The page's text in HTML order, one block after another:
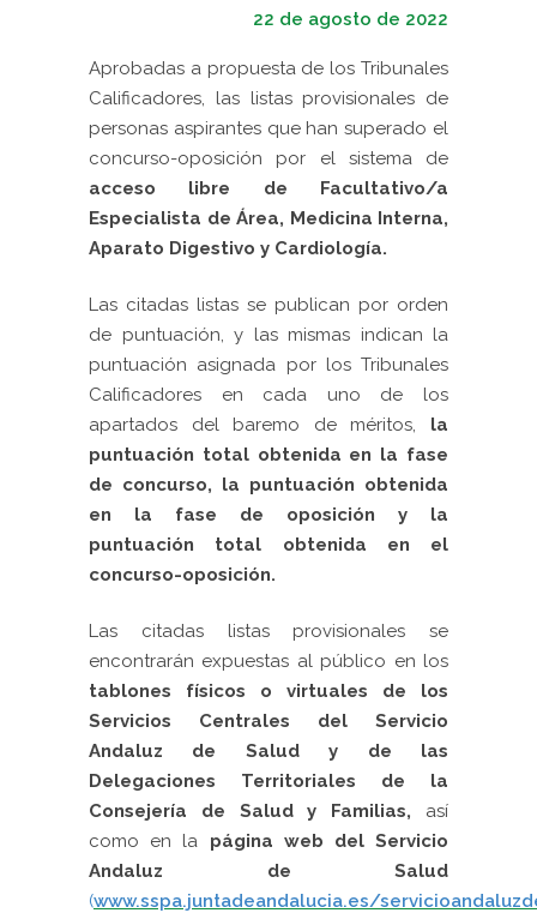
22 de agosto de 2022
Aprobadas a propuesta de los Tribunales
Calificadores, las listas provisionales de
personas aspirantes que han superado el
concurso-oposición por el sistema de
acceso libre de Facultativo/a
Especialista de Área, Medicina Interna,
Aparato Digestivo y Cardiología.
Las citadas listas se publican por orden
de puntuación, y las mismas indican la
puntuación asignada por los Tribunales
Calificadores en cada uno de los
apartados del baremo de méritos, la
puntuación total obtenida en la fase
de concurso, la puntuación obtenida
en la fase de oposición y la
puntuación total obtenida en el
concurso-oposición.
Las citadas listas provisionales se
encontrarán expuestas al público en los
tablones físicos o virtuales de los
Servicios Centrales del Servicio
Andaluz de Salud y de las
Delegaciones Territoriales de la
Consejería de Salud y Familias, así
como en la página web del Servicio
Andaluz de Salud
(www.sspa.juntadeandalucia.es/